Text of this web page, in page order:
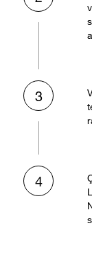
3
4